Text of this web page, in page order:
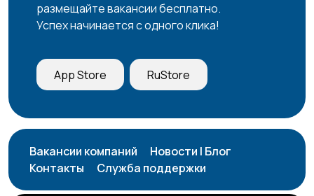
размещайте вакансии бесплатно.
Успех начинается с одного клика!
App Store RuStore
Вакансии компаний
Новости | Блог
Контакты
Служба поддержки